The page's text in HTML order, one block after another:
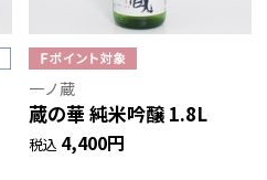
一ノ蔵
蔵の華 純米吟醸 1.8L
税込 4,400円